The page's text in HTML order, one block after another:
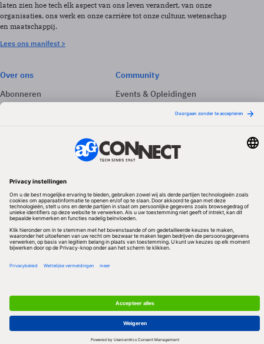
laten zien hoe tech elk aspect van ons leven verandert, van onze
organisaties, ons werk en onze carrière tot onze cultuur, wetenschap
en maatschappij.
Lees ons manifest >
Over ons
Abonneren
Adverteren
Community
Events & Opleidingen
Volg ons
Redactionele partner
Algemene Voorwaarden & Copyrights